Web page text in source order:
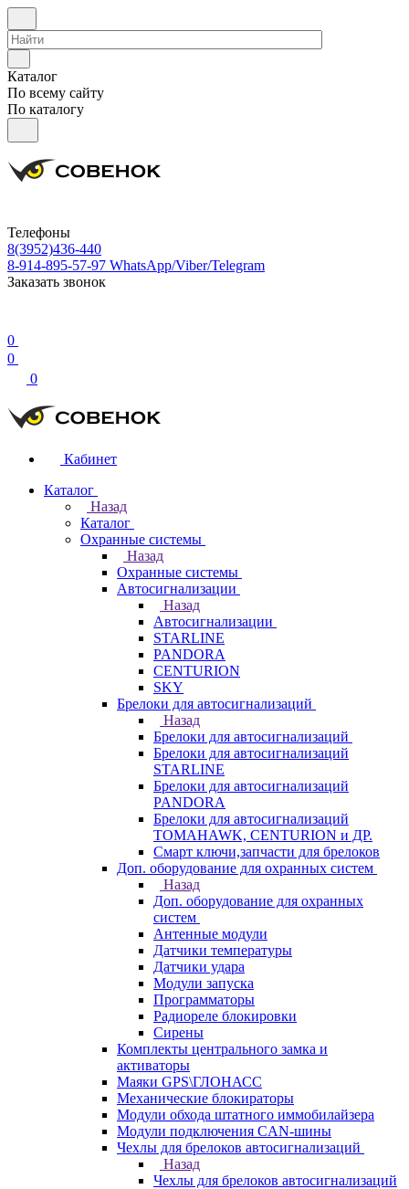
Каталог
По всему сайту
По каталогу
Телефоны
8(3952)436-440
8-914-895-57-97 WhatsApp/Viber/Telegram
Заказать звонок
0
0
0
Кабинет
Каталог
Назад
Каталог
Охранные системы
Назад
Охранные системы
Автосигнализации
Назад
Автосигнализации
STARLINE
PANDORA
CENTURION
SKY
Брелоки для автосигнализаций
Назад
Брелоки для автосигнализаций
Брелоки для автосигнализаций
STARLINE
Брелоки для автосигнализаций
PANDORA
Брелоки для автосигнализаций
TOMAHAWK, CENTURION и ДР.
Смарт ключи,запчасти для брелоков
Доп. оборудование для охранных систем
Назад
Доп. оборудование для охранных
систем
Антенные модули
Датчики температуры
Датчики удара
Модули запуска
Программаторы
Радиореле блокировки
Сирены
Комплекты центрального замка и
активаторы
Маяки GPS\ГЛОНАСС
Механические блокираторы
Модули обхода штатного иммобилайзера
Модули подключения CAN-шины
Чехлы для брелоков автосигнализаций
Назад
Чехлы для брелоков автосигнализаций